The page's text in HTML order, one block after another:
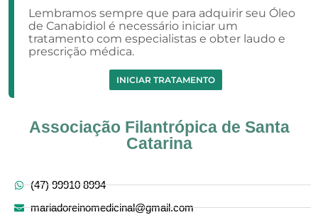
Lembramos sempre que para adquirir seu Óleo
de Canabidiol é necessário iniciar um
tratamento com especialistas e obter laudo e
prescrição médica.
INICIAR TRATAMENTO
Associação Filantrópica de Santa
Catarina
(47) 99910 8994
mariadoreinomedicinal@gmail.com